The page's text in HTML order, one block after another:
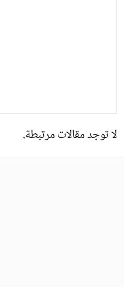
لا توجد مقالات مرتبطة.